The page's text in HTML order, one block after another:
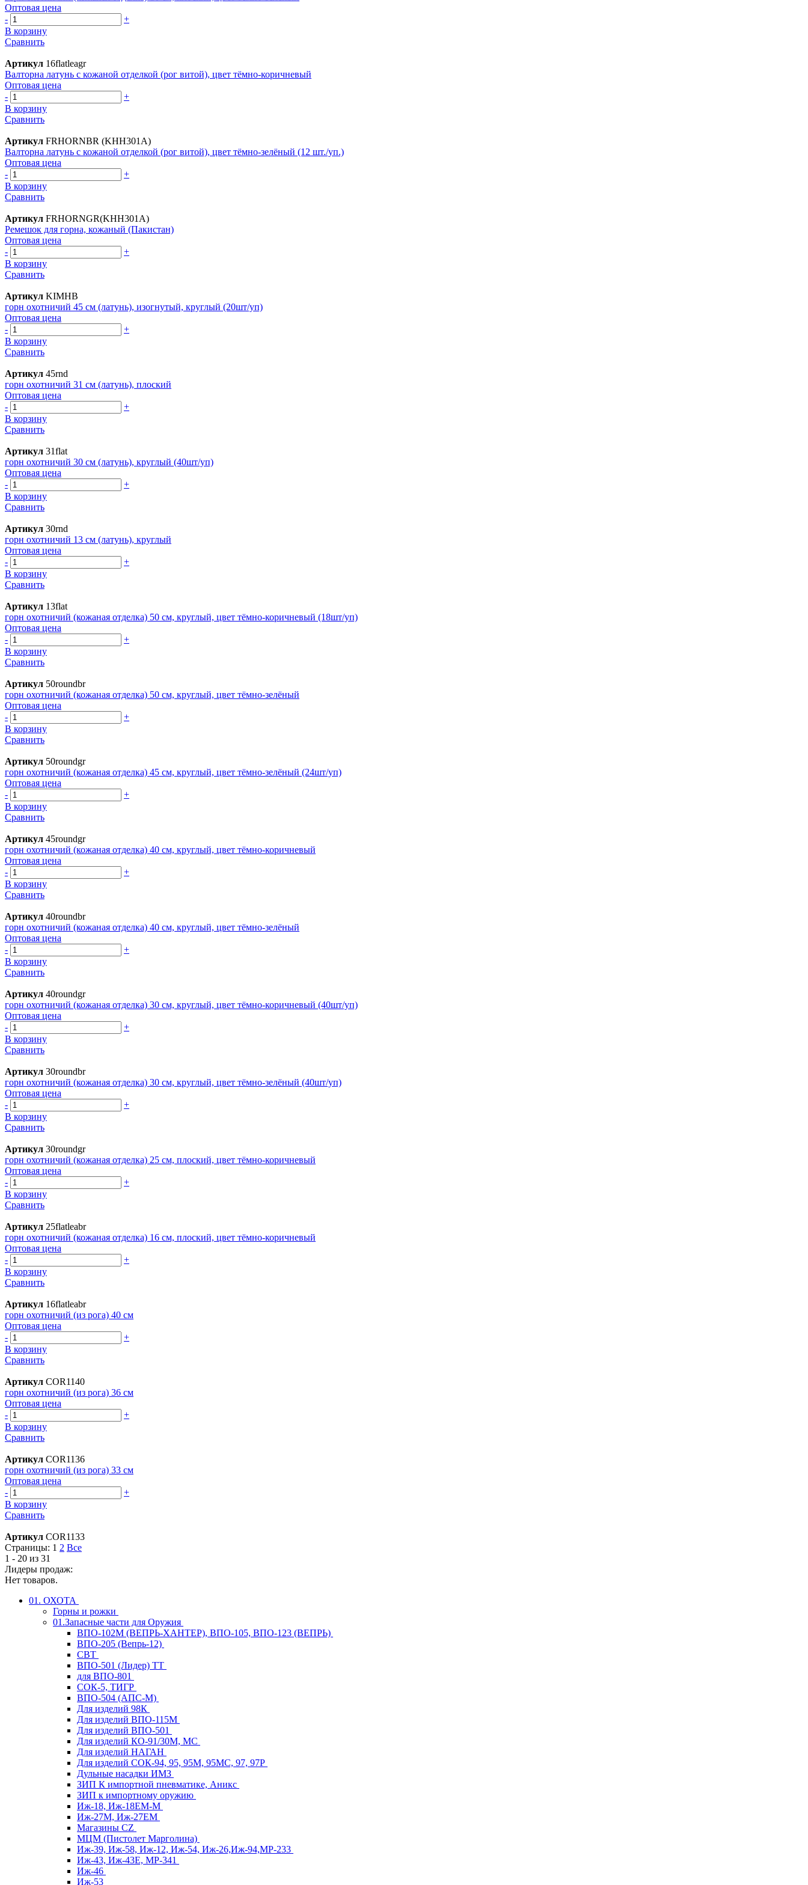
Оптовая цена
-
+
В корзину
Сравнить
Артикул 16flatleagr
Валторна латунь с кожаной отделкой (рог витой), цвет тёмно-коричневый
Оптовая цена
-
+
В корзину
Сравнить
Артикул FRHORNBR (KHH301A)
Валторна латунь с кожаной отделкой (рог витой), цвет тёмно-зелёный (12 шт./уп.)
Оптовая цена
-
+
В корзину
Сравнить
Артикул FRHORNGR(KHH301A)
Ремешок для горна, кожаный (Пакистан)
Оптовая цена
-
+
В корзину
Сравнить
Артикул KIMHB
горн охотничий 45 см (латунь), изогнутый, круглый (20шт/уп)
Оптовая цена
-
+
В корзину
Сравнить
Артикул 45rnd
горн охотничий 31 см (латунь), плоский
Оптовая цена
-
+
В корзину
Сравнить
Артикул 31flat
горн охотничий 30 см (латунь), круглый (40шт/уп)
Оптовая цена
-
+
В корзину
Сравнить
Артикул 30rnd
горн охотничий 13 см (латунь), круглый
Оптовая цена
-
+
В корзину
Сравнить
Артикул 13flat
горн охотничий (кожаная отделка) 50 см, круглый, цвет тёмно-коричневый (18шт/уп)
Оптовая цена
-
+
В корзину
Сравнить
Артикул 50roundbr
горн охотничий (кожаная отделка) 50 см, круглый, цвет тёмно-зелёный
Оптовая цена
-
+
В корзину
Сравнить
Артикул 50roundgr
горн охотничий (кожаная отделка) 45 см, круглый, цвет тёмно-зелёный (24шт/уп)
Оптовая цена
-
+
В корзину
Сравнить
Артикул 45roundgr
горн охотничий (кожаная отделка) 40 см, круглый, цвет тёмно-коричневый
Оптовая цена
-
+
В корзину
Сравнить
Артикул 40roundbr
горн охотничий (кожаная отделка) 40 см, круглый, цвет тёмно-зелёный
Оптовая цена
-
+
В корзину
Сравнить
Артикул 40roundgr
горн охотничий (кожаная отделка) 30 см, круглый, цвет тёмно-коричневый (40шт/уп)
Оптовая цена
-
+
В корзину
Сравнить
Артикул 30roundbr
горн охотничий (кожаная отделка) 30 см, круглый, цвет тёмно-зелёный (40шт/уп)
Оптовая цена
-
+
В корзину
Сравнить
Артикул 30roundgr
горн охотничий (кожаная отделка) 25 см, плоский, цвет тёмно-коричневый
Оптовая цена
-
+
В корзину
Сравнить
Артикул 25flatleabr
горн охотничий (кожаная отделка) 16 см, плоский, цвет тёмно-коричневый
Оптовая цена
-
+
В корзину
Сравнить
Артикул 16flatleabr
горн охотничий (из рога) 40 см
Оптовая цена
-
+
В корзину
Сравнить
Артикул COR1140
горн охотничий (из рога) 36 см
Оптовая цена
-
+
В корзину
Сравнить
Артикул COR1136
горн охотничий (из рога) 33 см
Оптовая цена
-
+
В корзину
Сравнить
Артикул COR1133
Страницы: 1 2 Все
1 - 20 из 31
Лидеры продаж:
Нет товаров.
01. ОХОТА
Горны и рожки
01.Запасные части для Оружия
ВПО-102М (ВЕПРЬ-ХАНТЕР), ВПО-105, ВПО-123 (ВЕПРЬ)
ВПО-205 (Вепрь-12)
СВТ
ВПО-501 (Лидер) ТТ
для ВПО-801
СОК-5, ТИГР
ВПО-504 (АПС-М)
Для изделий 98К
Для изделий ВПО-115М
Для изделий ВПО-501
Для изделий КО-91/30М, МС
Для изделий НАГАН
Для изделий СОК-94, 95, 95М, 95МС, 97, 97Р
Дульные насадки ИМЗ
ЗИП К импортной пневматике, Аникс
ЗИП к импортному оружию
Иж-18, Иж-18ЕМ-М
Иж-27М, Иж-27ЕМ
Магазины CZ
МЦМ (Пистолет Марголина)
Иж-39, Иж-58, Иж-12, Иж-54, Иж-26,Иж-94,МР-233
Иж-43, Иж-43Е, МР-341
Иж-46
Иж-53